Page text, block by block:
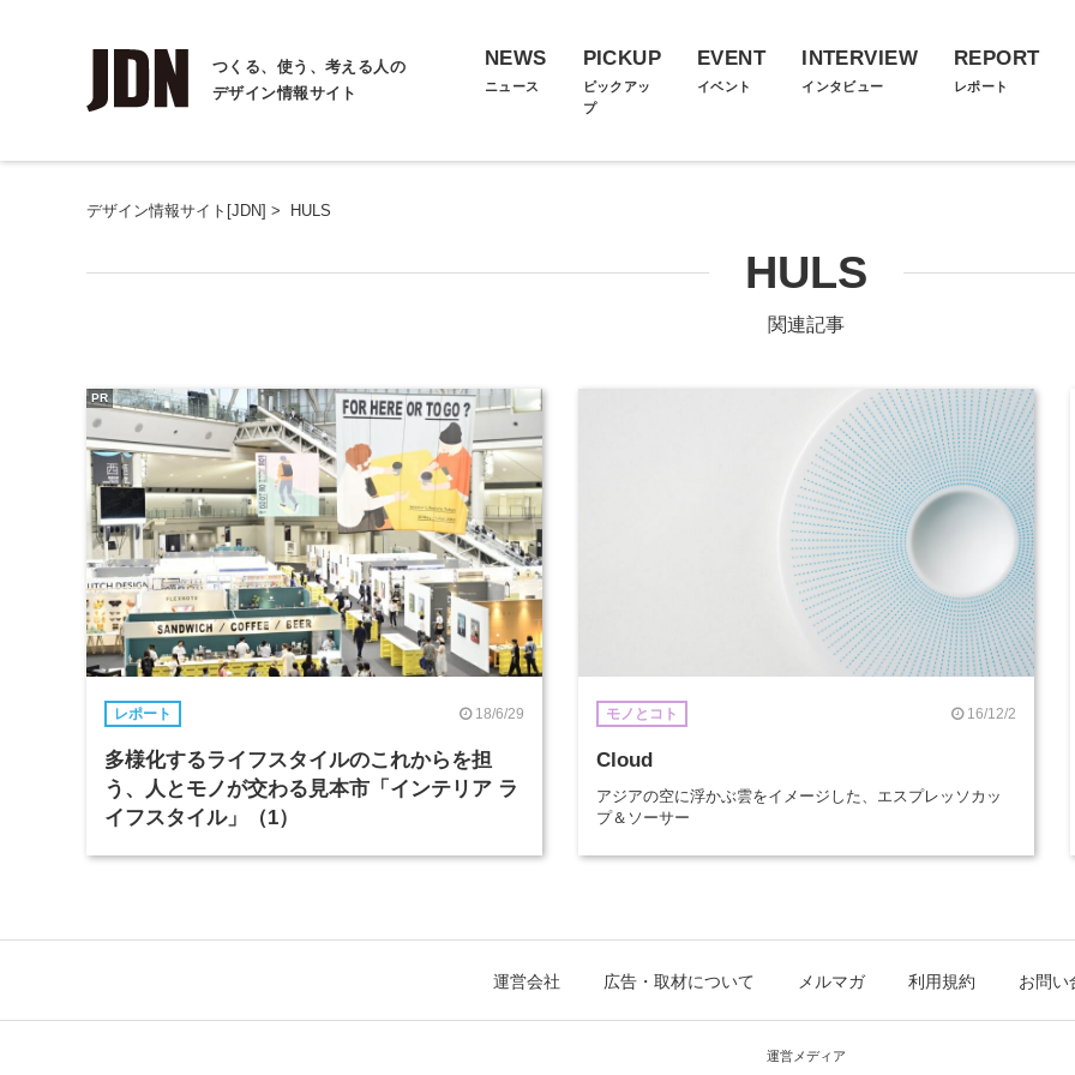
つくる、使う、考える人の
デザイン情報サイト
NEWS
ニュース
PICKUP
ピックアッ
プ
EVENT
イベント
INTERVIEW
インタビュー
REPORT
レポート
デザイン情報サイト[JDN] > HULS
HULS
関連記事
レポート 18/6/29
多様化するライフスタイルのこれからを担
う、人とモノが交わる見本市「インテリア ラ
イフスタイル」（1）
PR
モノとコト 16/12/2
Cloud
アジアの空に浮かぶ雲をイメージした、エスプレッソカッ
プ＆ソーサー
運営会社 広告・取材について メルマガ 利用規約 お問い
運営メディア